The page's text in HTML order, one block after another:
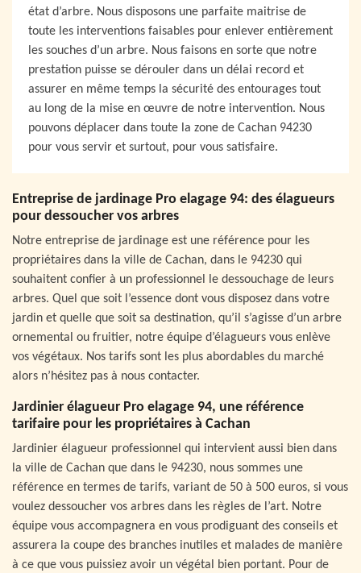
état d’arbre. Nous disposons une parfaite maitrise de
toute les interventions faisables pour enlever entièrement
les souches d’un arbre. Nous faisons en sorte que notre
prestation puisse se dérouler dans un délai record et
assurer en même temps la sécurité des entourages tout
au long de la mise en œuvre de notre intervention. Nous
pouvons déplacer dans toute la zone de Cachan 94230
pour vous servir et surtout, pour vous satisfaire.
Entreprise de jardinage Pro elagage 94: des élagueurs
pour dessoucher vos arbres
Notre entreprise de jardinage est une référence pour les
propriétaires dans la ville de Cachan, dans le 94230 qui
souhaitent confier à un professionnel le dessouchage de leurs
arbres. Quel que soit l’essence dont vous disposez dans votre
jardin et quelle que soit sa destination, qu’il s’agisse d’un arbre
ornemental ou fruitier, notre équipe d’élagueurs vous enlève
vos végétaux. Nos tarifs sont les plus abordables du marché
alors n’hésitez pas à nous contacter.
Jardinier élagueur Pro elagage 94, une référence
tarifaire pour les propriétaires à Cachan
Jardinier élagueur professionnel qui intervient aussi bien dans
la ville de Cachan que dans le 94230, nous sommes une
référence en termes de tarifs, variant de 50 à 500 euros, si vous
voulez dessoucher vos arbres dans les règles de l’art. Notre
équipe vous accompagnera en vous prodiguant des conseils et
assurera la coupe des branches inutiles et malades de manière
à ce que vous puissiez avoir un végétal bien portant. Pour de